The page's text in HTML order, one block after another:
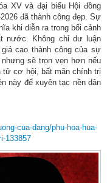
XV và đại biểu Hội đồng
đã thành công đẹp. Sự
khi diễn ra trong bối cảnh
nước. Không chỉ dư luận
cao thành công của sự
sẽ trọn vẹn hơn nếu
tử cơ hội, bất mãn chính trị
này để xuyên tạc nền dân
cua-dang/phu-hoa-hua-
133857